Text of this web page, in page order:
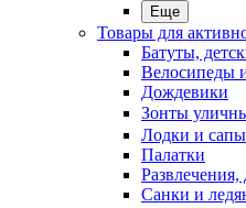
Еще
Товары для
Батуты,
Велосипеды
Дождевики
Зонты
Лодки и сапы
Палатки
Санки и